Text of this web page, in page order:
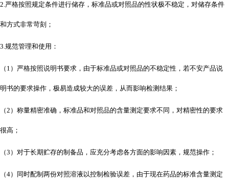
2.严格按照规定条件进行储存，标准品或对照品的性状极不稳定，对储存条件
和方式非常苛刻；
3.规范管理和使用：
（ 1）严格按照说明书要求，由于标准品或对照品的不稳定性，若不安产品说
明书的要求操作，极易造成较大的误差，从而影响检测结果；
（2）称量精密准确，标准品和对照品的含量测定要求不同，对精密性的要求
很高；
（3）对于长期贮存的制备品，应充分考虑各方面的影响因素，规范操作；
（4）同时配制两份对照溶液以控制检验误差，由于现在药品的标准含量测定